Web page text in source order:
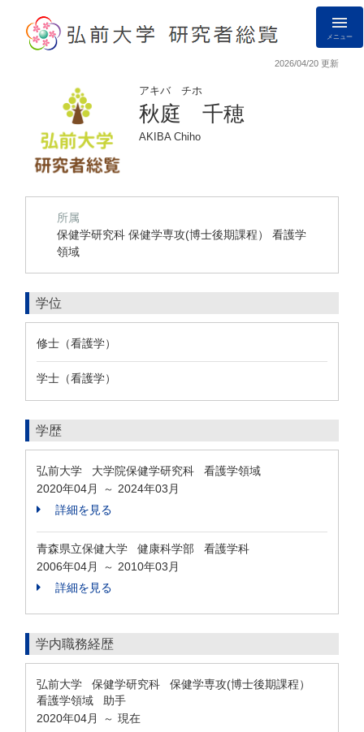
メニュー
2026/04/20 更新
アキバ チホ
秋庭 千穂
AKIBA Chiho
所属
保健学研究科 保健学専攻(博士後期課程） 看護学
領域
学位
修士（看護学）
学士（看護学）
学歴
弘前大学 大学院保健学研究科 看護学領域
2020年04月
～ 2024年03月
詳細を見る
青森県立保健大学 健康科学部 看護学科
2006年04月
～ 2010年03月
詳細を見る
学内職務経歴
弘前大学 保健学研究科 保健学専攻(博士後期課程）
看護学領域 助手
2020年04月
～ 現在